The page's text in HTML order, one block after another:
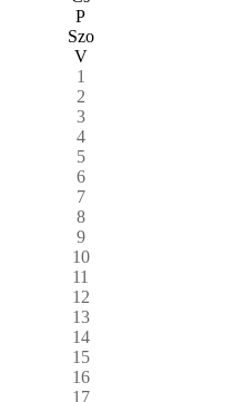
P
Szo
V
1
2
3
4
5
6
7
8
9
10
11
12
13
14
15
16
17